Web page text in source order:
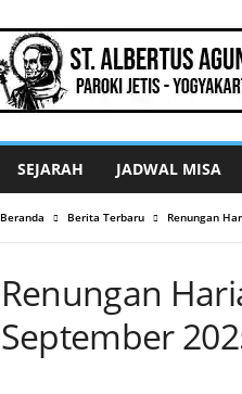
SEJARAH JADWAL MISA
Beranda Berita Terbaru Renungan
Renungan
September